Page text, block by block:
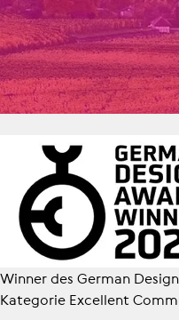
[+] Referenz
Verband
Stuttgart
Mission
Erfolg­rei­cher
ment
Winner des German
Kategorie Excellent